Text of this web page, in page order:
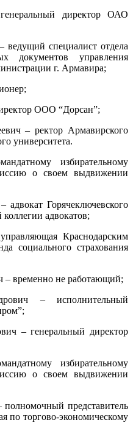
директор ОАО
ведущий специалист отдела
документов управления
г. Армавира;
ООО “Дорсан”;
– ректор Армавирского
университета.
избирательному
о своем выдвижении
адвокат Горячеключевского
адвокатов;
Краснодарским
социального страхования
временно не работающий;
– исполнительный
– генеральный директор
избирательному
о своем выдвижении
представитель
по торгово-экономическому